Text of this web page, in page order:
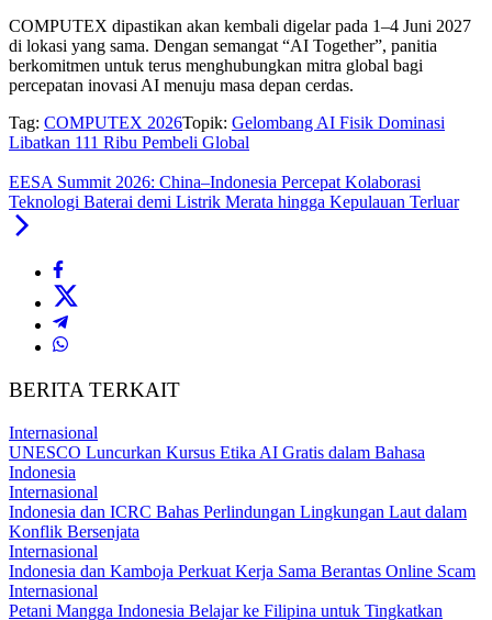
COMPUTEX dipastikan akan kembali digelar pada 1–4 Juni 2027
di lokasi yang sama. Dengan semangat “AI Together”, panitia
berkomitmen untuk terus menghubungkan mitra global bagi
percepatan inovasi AI menuju masa depan cerdas.
Tag: COMPUTEX 2026Topik: Gelombang AI Fisik Dominasi
Libatkan 111 Ribu Pembeli Global
EESA Summit 2026: China–Indonesia Percepat Kolaborasi
Teknologi Baterai demi Listrik Merata hingga Kepulauan Terluar
BERITA TERKAIT
Internasional
UNESCO Luncurkan Kursus Etika AI Gratis dalam Bahasa
Indonesia
Internasional
Indonesia dan ICRC Bahas Perlindungan Lingkungan Laut dalam
Konflik Bersenjata
Internasional
Indonesia dan Kamboja Perkuat Kerja Sama Berantas Online Scam
Internasional
Petani Mangga Indonesia Belajar ke Filipina untuk Tingkatkan